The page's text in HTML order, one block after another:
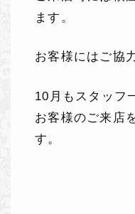
ます。
お客様にはご協
10月もスタッフ
お客様のご来店
す。